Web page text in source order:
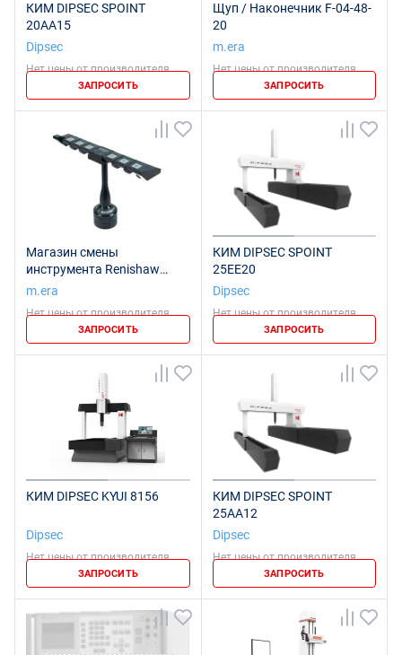
КИМ DIPSEC SPOINT
20AA15
Dipsec
Нет цены от производителя
ЗАПРОСИТЬ
Щуп / Наконечник F-04-48-
20
m.era
Нет цены от производителя
ЗАПРОСИТЬ
Магазин смены
инструмента Renishaw
SCR200
m.era
Нет цены от производителя
ЗАПРОСИТЬ
КИМ DIPSEC SPOINT
25EE20
Dipsec
Нет цены от производителя
ЗАПРОСИТЬ
КИМ DIPSEC KYUI 8156
Dipsec
Нет цены от производителя
ЗАПРОСИТЬ
КИМ DIPSEC SPOINT
25AA12
Dipsec
Нет цены от производителя
ЗАПРОСИТЬ